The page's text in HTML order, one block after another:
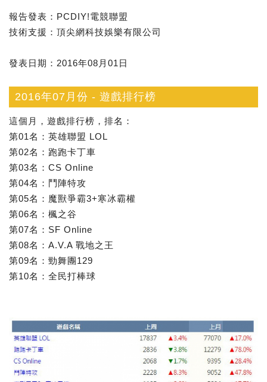
報告發表：PCDIY!電競聯盟
技術支援：頂尖網科技娛樂有限公司
發表日期：2016年08月01日
2016年07月份 - 遊戲排行榜
這個月，遊戲排行榜，排名：
第01名：英雄聯盟 LOL
第02名：跑跑卡丁車
第03名：CS Online
第04名：鬥陣特攻
第05名：魔獸爭霸3+寒冰霸權
第06名：楓之谷
第07名：SF Online
第08名：A.V.A 戰地之王
第09名：勁舞團129
第10名：全民打棒球